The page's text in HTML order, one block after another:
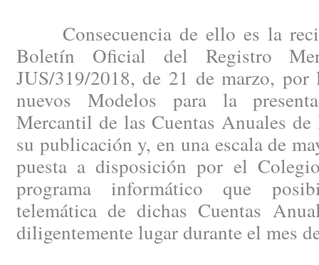
Consecuencia de ello es la
Boletín Oficial del Registro
JUS/319/2018, de 21 de marzo, por
nuevos Modelos para la
Mercantil de las Cuentas Anuales
su publicación y, en una escala de
puesta a disposición por el
programa informático que
telemática de dichas Cuentas
diligentemente lugar durante el mes